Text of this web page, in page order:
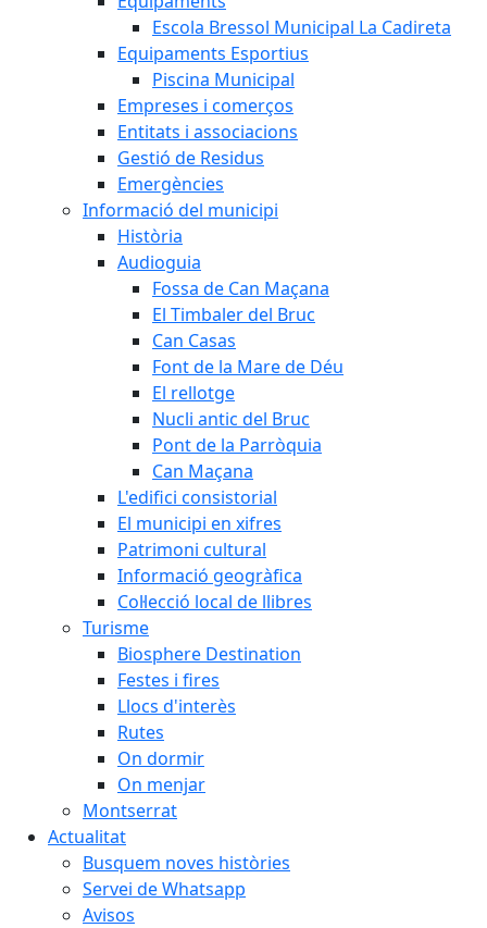
Escola Bressol Municipal La Cadireta
Equipaments Esportius
Piscina Municipal
Empreses i comerços
Entitats i associacions
Gestió de Residus
Emergències
Informació del municipi
Història
Audioguia
Fossa de Can Maçana
El Timbaler del Bruc
Can Casas
Font de la Mare de Déu
El rellotge
Nucli antic del Bruc
Pont de la Parròquia
Can Maçana
L'edifici consistorial
El municipi en xifres
Patrimoni cultural
Informació geogràfica
Col·lecció local de llibres
Turisme
Biosphere Destination
Festes i fires
Llocs d'interès
Rutes
On dormir
On menjar
Montserrat
Actualitat
Busquem noves històries
Servei de Whatsapp
Avisos